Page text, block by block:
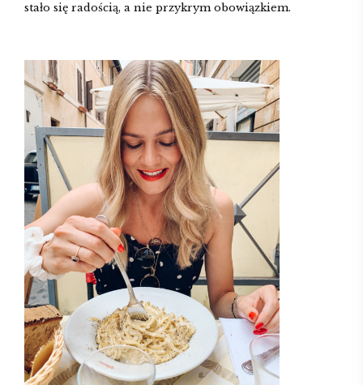
stało się radością, a nie przykrym obowiązkiem.